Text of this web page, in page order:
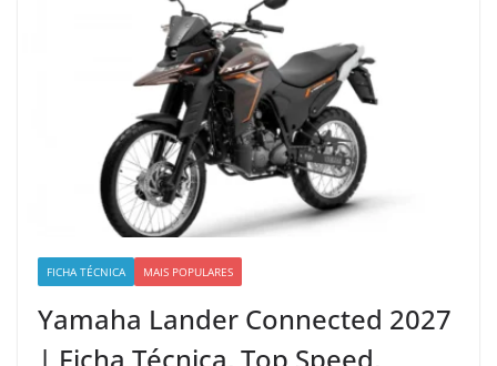
FICHA TÉCNICA MAIS POPULARES
Yamaha Lander Connected 2027